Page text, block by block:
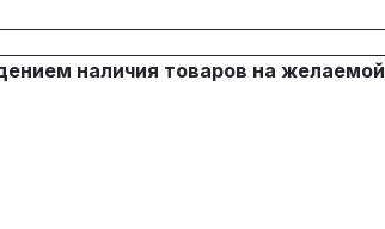
наличия товаров на желаемой